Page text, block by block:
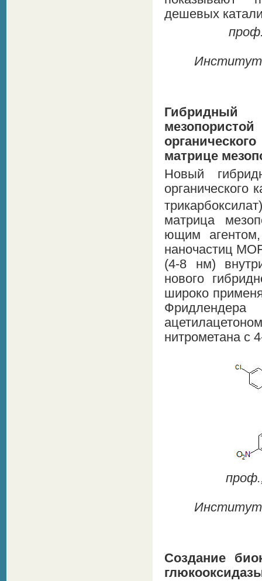
дешевых
Институт
Гибридный
матрице
Новый
органического
матрица
ющим
наночастиц
(4-8 нм)
нового
широко
нитрометана с
Институт
Создание